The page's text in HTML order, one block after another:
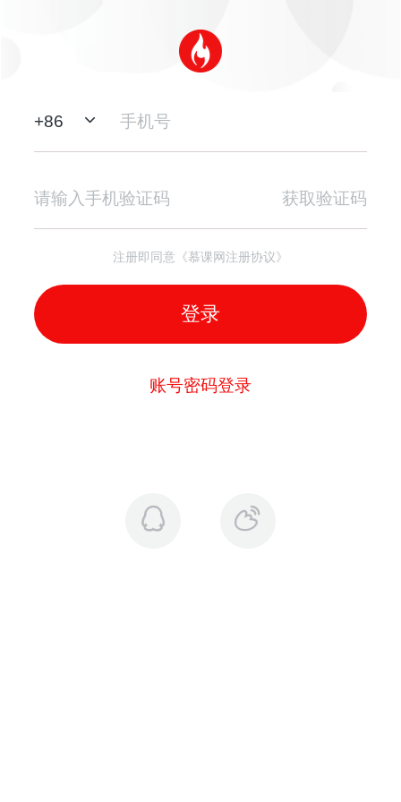
+86
获取验证码
注册即同意《慕课网注册协议》
登录
账号密码登录